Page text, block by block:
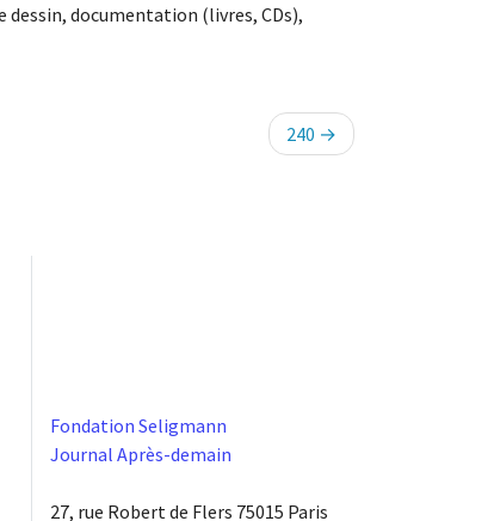
dessin, documentation (livres, CDs),
240
Fondation Seligmann
Journal Après-demain
27, rue Robert de Flers 75015 Paris